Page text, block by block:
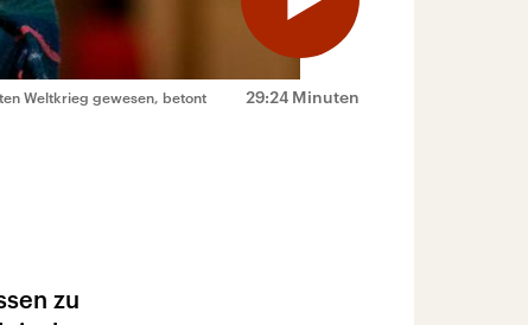
29:24 Minuten
Weltkrieg gewesen, betont
zu